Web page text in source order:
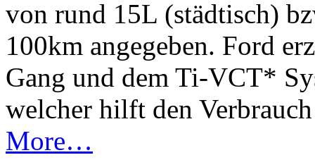
von rund 15L (städtisch)
100km angegeben. Ford
Gang und dem Ti-VCT*
welcher hilft den
More…